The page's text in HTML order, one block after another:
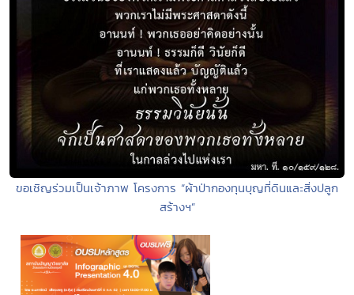
ขอเชิญร่วมเป็นเจ้าภาพ โครงการ “ผ้าป่ากองทุนบุญที่ดินและสิ่งปลูก
สร้างฯ”